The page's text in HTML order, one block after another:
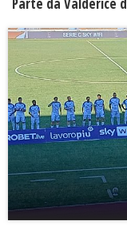
Parte da Valderice